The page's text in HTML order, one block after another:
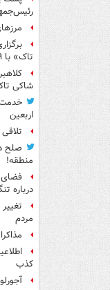
تاک» با ۲۹۷۹ شاکی
شاکی
اربعین
صلح
منطقه!
فضای
درباره
مردم
کذب